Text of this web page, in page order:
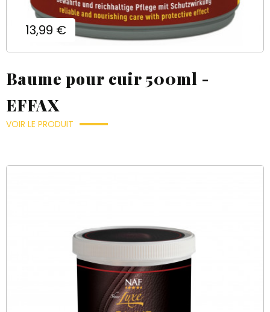
Prix
13,99 €
Baume pour cuir 500ml -
EFFAX
VOIR LE PRODUIT